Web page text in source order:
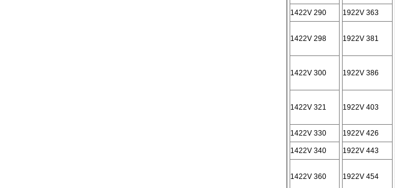
1422V 290 1922V 363
1422V 298 1922V 381
1422V 300 1922V 386
1422V 321 1922V 403
1422V 330 1922V 426
1422V 340 1922V 443
1422V 360 1922V 454